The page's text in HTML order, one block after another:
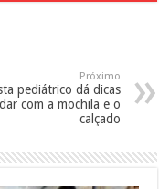
Próximo
pediátrico dá dicas
com a mochila e o
calçado